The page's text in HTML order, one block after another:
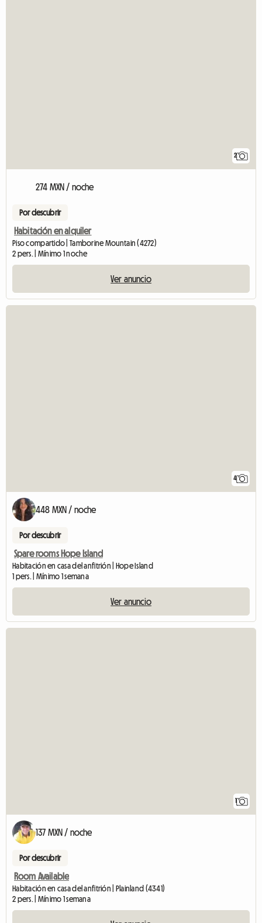
2
274 MXN / noche
Por descubrir
Habitación en alquiler
Piso compartido | Tamborine Mountain (4272)
2 pers. | Mínimo 1 noche
Ver anuncio
4
448 MXN / noche
Por descubrir
Spare rooms Hope Island
Habitación en casa del anfitrión | Hope Island
1 pers. | Mínimo 1 semana
Ver anuncio
1
137 MXN / noche
Por descubrir
Room Available
Habitación en casa del anfitrión | Plainland (4341)
2 pers. | Mínimo 1 semana